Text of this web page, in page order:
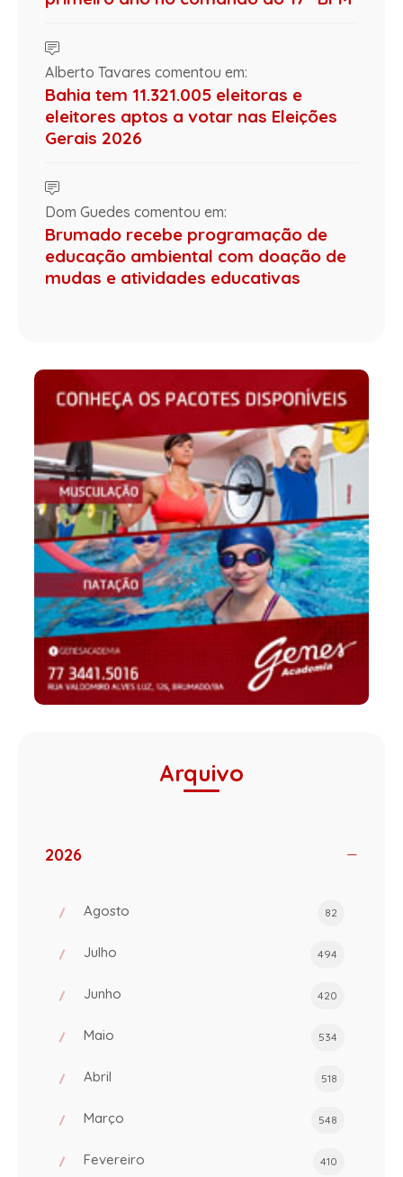
Alberto Tavares comentou em:
Bahia tem 11.321.005 eleitoras e
eleitores aptos a votar nas Eleições
Gerais 2026
Dom Guedes comentou em:
Brumado recebe programação de
educação ambiental com doação de
mudas e atividades educativas
Arquivo
2026
Agosto 82
Julho 494
Junho 420
Maio 534
Abril 518
Março 548
Fevereiro 410